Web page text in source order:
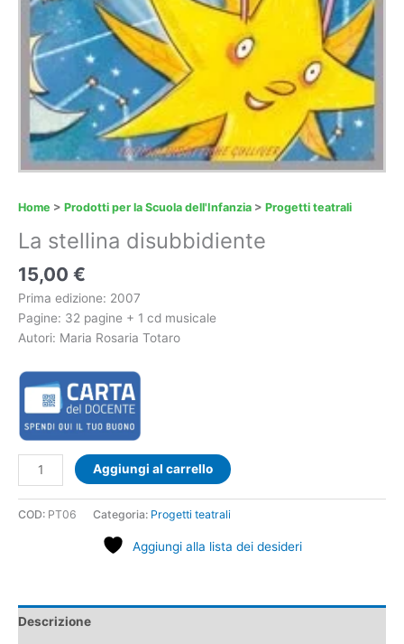
Home > Prodotti per la Scuola dell'Infanzia > Progetti teatrali
La stellina disubbidiente
15,00 €
Prima edizione: 2007
Pagine: 32 pagine + 1 cd musicale
Autori: Maria Rosaria Totaro
Aggiungi al carrello
COD: PT06 Categoria: Progetti teatrali
Aggiungi alla lista dei desideri
Descrizione